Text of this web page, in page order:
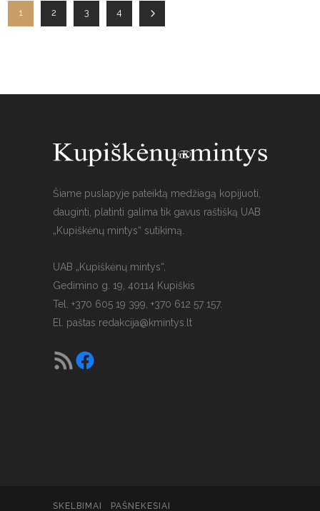
1 2 3 4
Šiame puslapyje pateiktą medžiagą kopijuoti,
dauginti, platinti galima tik gavus raštišką UAB
„Kupiškėnų mintys“ sutikimą.
UAB „Kupiškėnų mintys“,
Gedimino g. 19, 40114 Kupiškis
Tel. +370 605 19 399, +370 612 57 157.
El. paštas redakcija@kmintys.lt
SKELBIMAI PAŠNEKESIAI